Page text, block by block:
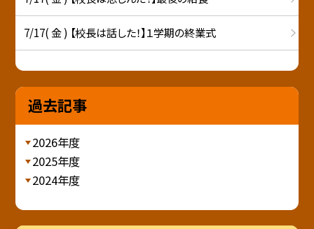
7/17( 金 ) 【校長は話した！】１学期の終業式
過去記事
2026年度
2025年度
2024年度